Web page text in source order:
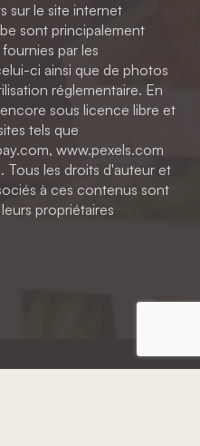
sur le site internet
sont principalement
par les
ci ainsi que de photos
réglementaire. En
sous licence libre et
tels que
www.pexels.com
Tous les droits d'auteur et
à ces contenus sont
propriétaires